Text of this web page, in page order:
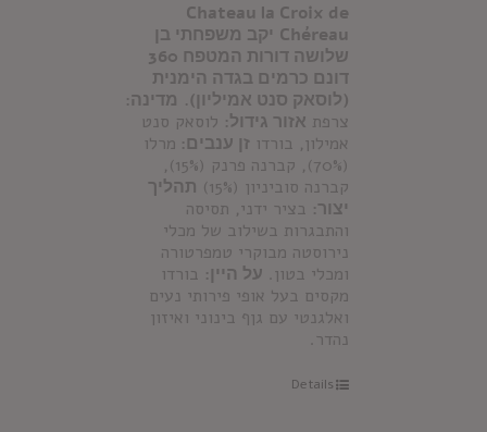
Chateau la Croix de
Chéreau יקב משפחתי בן
שלושה דורות המטפח 360
דונם כרמים בגדה הימנית
(לוסאק סנט אמיליון). מדינה:
צרפת אזור גידול: לוסאק סנט
אמילון, בורדו זן ענבים: מרלו
(70%), קברנה פרנק (15%),
קברנה סוביניון (15%)
תהליך
יצור: בציר ידני, תסיסה
והתבגרות בשילוב של מכלי
נירוסטה מבוקרי טמפרטורה
ומכלי בטון. על היין: בורדו
מקסים בעל אופי פירותי נעים
ואלגנטי עם גןף בינוני ואיזון
נהדר.
Details